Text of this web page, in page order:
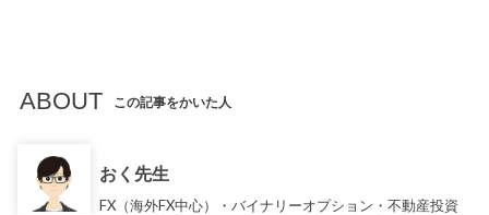
ABOUT この記事をかいた人
おく先生
FX（海外FX中心）・バイナリーオプション・不動産投資